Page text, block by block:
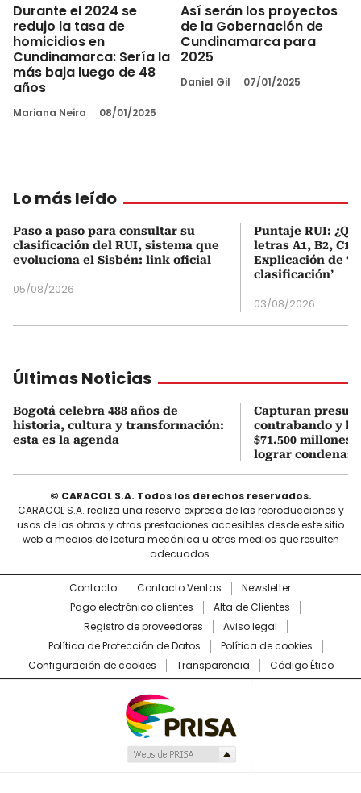
Durante el 2024 se
redujo la tasa de
homicidios en
Cundinamarca: Sería la
más baja luego de 48
años
Mariana Neira 08/01/2025
Así serán los proyectos
de la Gobernación de
Cundinamarca para
2025
Daniel Gil 07/01/2025
Lo más leído
Paso a paso para consultar su
clasificación del RUI, sistema que
evoluciona el Sisbén: link oficial
05/08/2026
Puntaje RUI:
letras A1, B2, C1
Explicación de
clasificación’
03/08/2026
Últimas Noticias
Bogotá celebra 488 años de
historia, cultura y transformación:
esta es la agenda
Capturan
contrabando y
$71.500
lograr condenas
© CARACOL S.A. Todos los derechos reservados.
CARACOL S.A. realiza una reserva expresa de las reproducciones y
usos de las obras y otras prestaciones accesibles desde este sitio
web a medios de lectura mecánica u otros medios que resulten
adecuados.
Contacto Contacto Ventas
Newsletter
Pago electrónico clientes
Alta de Clientes
Registro de proveedores
Aviso legal
Política de Protección de Datos
Política de cookies
Configuración de cookies
Transparencia Código Ético